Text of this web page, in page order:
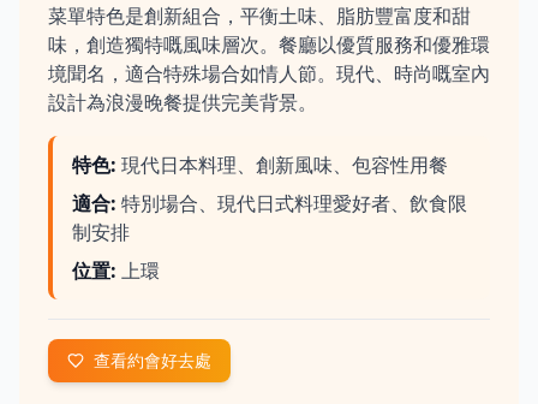
菜單特色是創新組合，平衡土味、脂肪豐富度和甜
味，創造獨特嘅風味層次。餐廳以優質服務和優雅環
境聞名，適合特殊場合如情人節。現代、時尚嘅室內
設計為浪漫晚餐提供完美背景。
特色: 現代日本料理、創新風味、包容性用餐
適合: 特別場合、現代日式料理愛好者、飲食限
制安排
位置: 上環
查看約會好去處